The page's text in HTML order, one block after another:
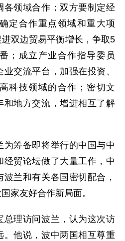
各领域合作；双方要制定经
定合作重点领域和重大项
双边贸易平衡增长，争取5
；成立产业合作指导委员
交流平台，加强在投资、
科技领域的合作；密切文
和地方交流，增进相互了解
筹备即将举行的中国与中
经贸论坛做了大量工作，中
兰和有关各国密切配合，
家友好合作新局面。
理访问波兰，认为这次访
。他说，波中两国相互尊重